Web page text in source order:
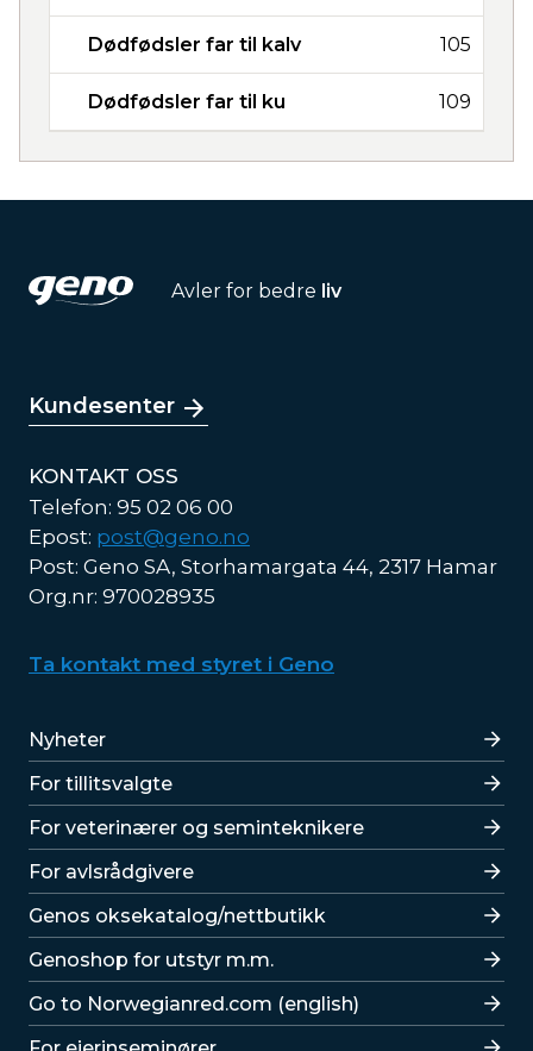
Dødfødsler far til kalv 105
Dødfødsler far til ku 109
Avler for bedre liv
Kundesenter
KONTAKT OSS
Telefon: 95 02 06 00
Epost: post@geno.no
Post: Geno SA, Storhamargata 44, 2317 Hamar
Org.nr: 970028935
Ta kontakt med styret i Geno
Lenker
Nyheter
For tillitsvalgte
For veterinærer og seminteknikere
For avlsrådgivere
Lenker
Genos oksekatalog/nettbutikk
Genoshop for utstyr m.m.
Go to Norwegianred.com (english)